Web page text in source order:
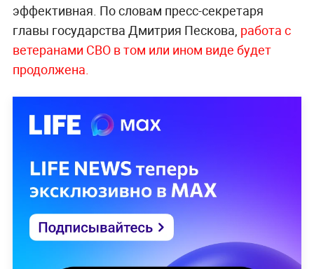
эффективная. По словам пресс-секретаря
главы государства Дмитрия Пескова, работа с
ветеранами СВО в том или ином виде будет
продолжена.